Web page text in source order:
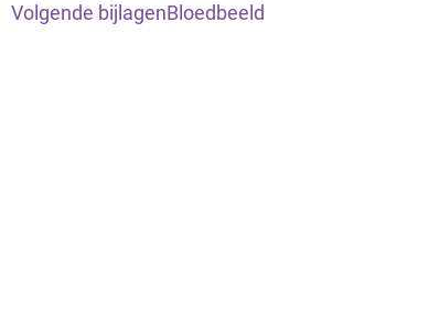
Volgende bijlagenBloedbeeld